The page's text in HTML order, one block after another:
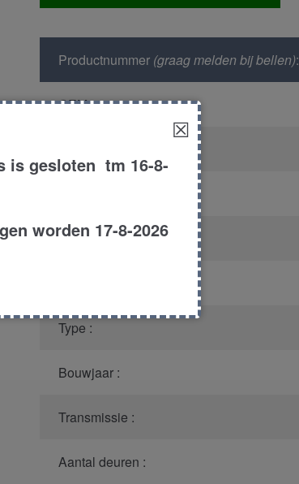
Productnummer (graag melden bij bellen):
OEM nummer :
Carroserie :
Type :
Bouwjaar :
Transmissie :
Aantal deuren :
☒
is gesloten tm 16-8-
worden 17-8-2026